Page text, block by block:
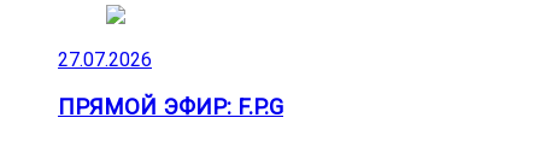
27.07.2026
ПРЯМОЙ ЭФИР: F.P.G